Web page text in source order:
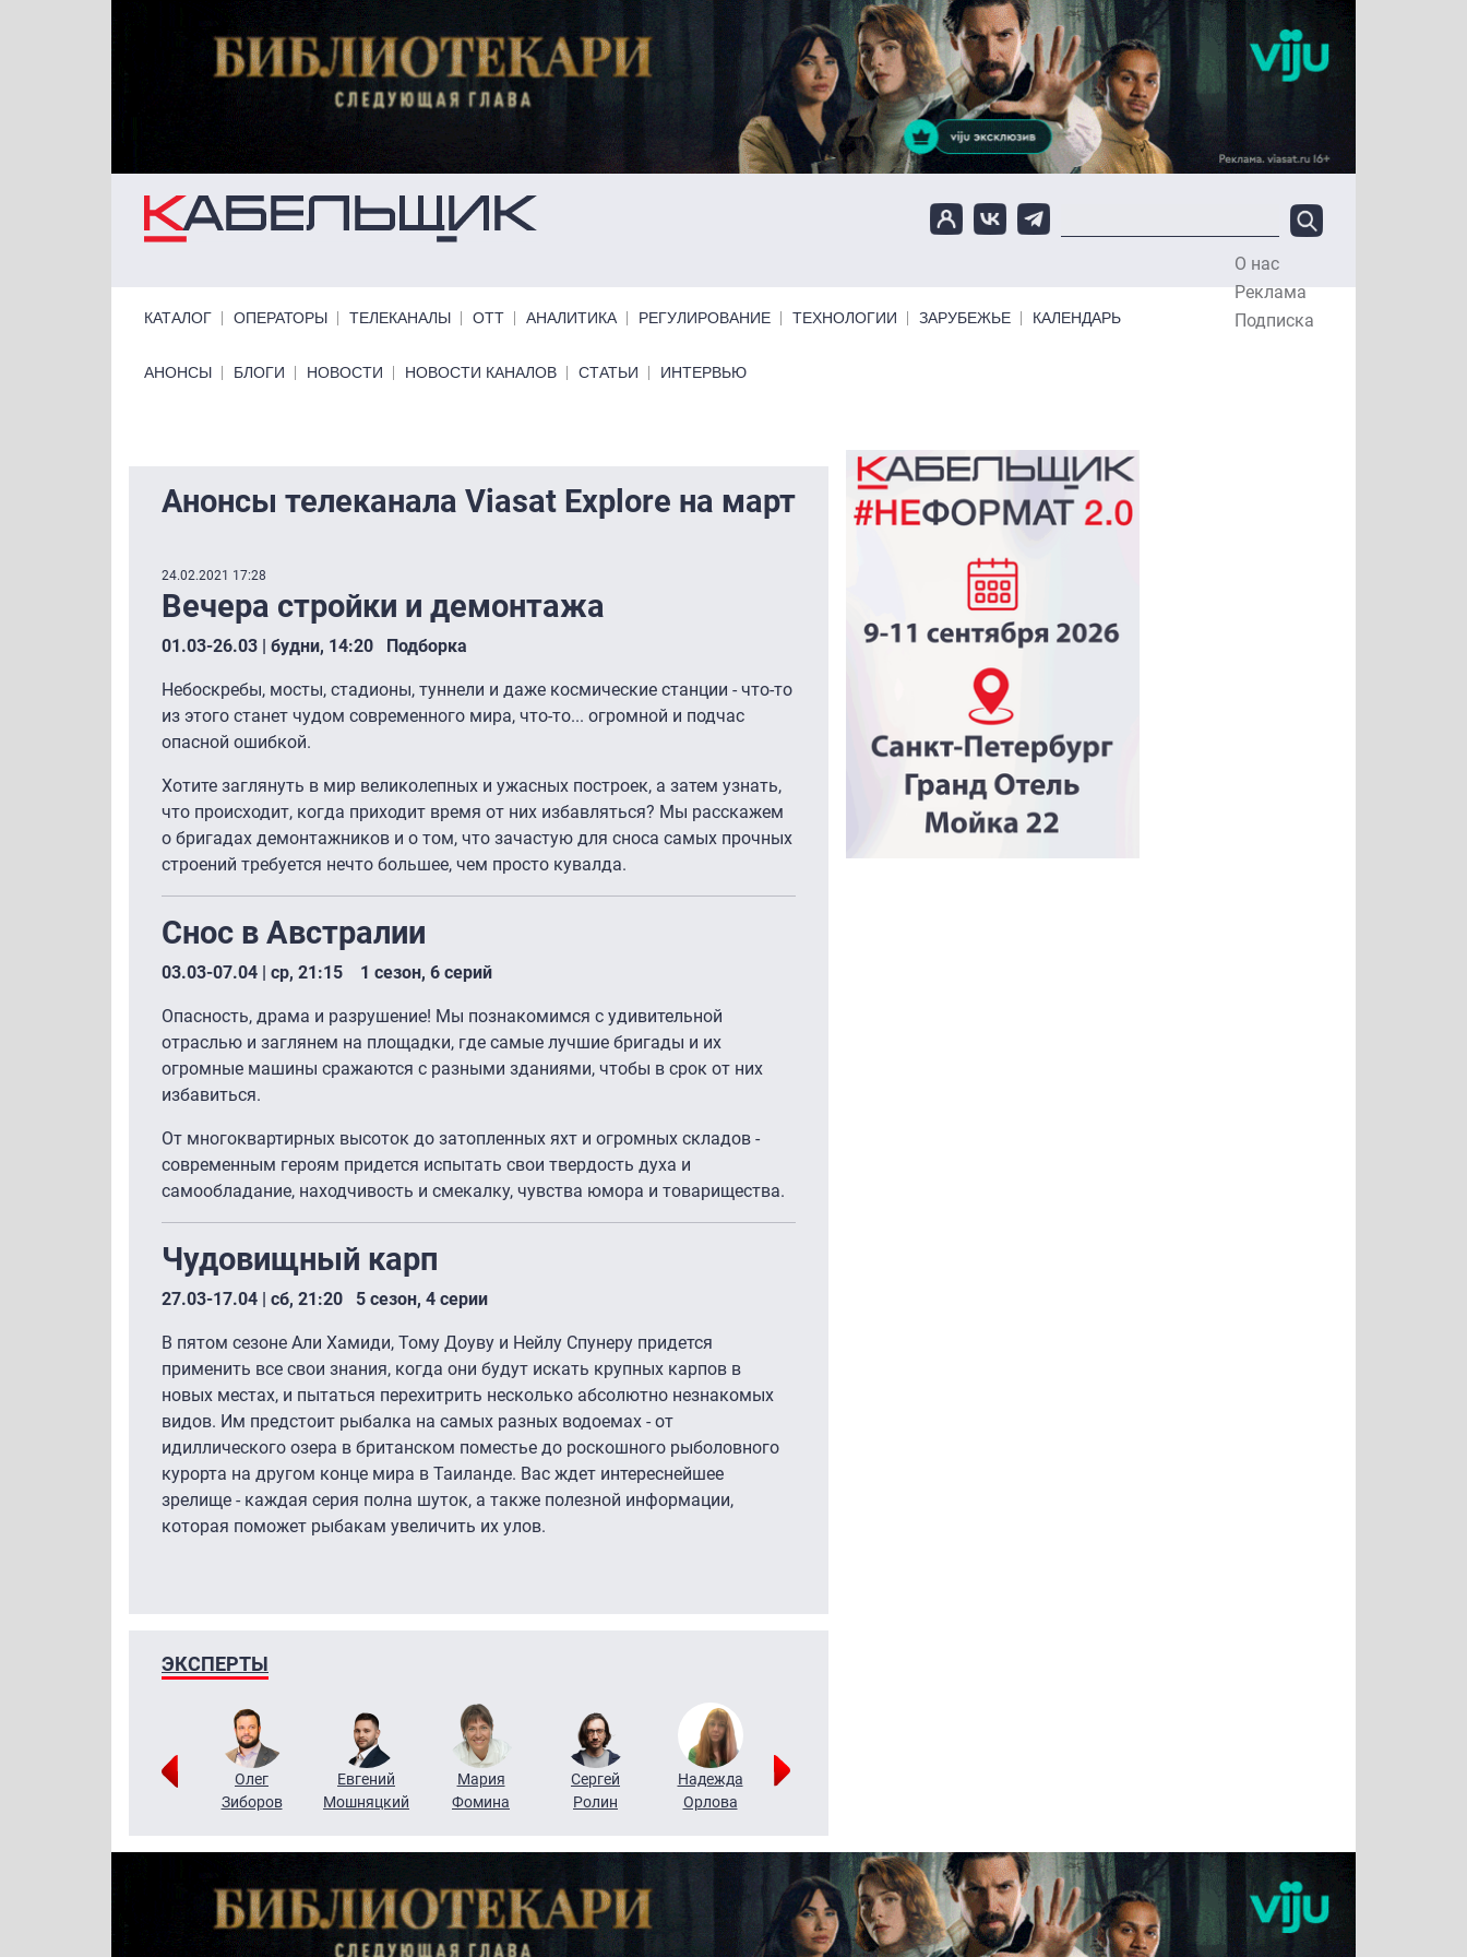
О нас
Реклама
Подписка
КАТАЛОГ ОПЕРАТОРЫ ТЕЛЕКАНАЛЫ ОТТ АНАЛИТИКА РЕГУЛИРОВАНИЕ ТЕХНОЛОГИИ ЗАРУБЕЖЬЕ КАЛЕНДАРЬ
Primary links bottom
АНОНСЫ БЛОГИ НОВОСТИ НОВОСТИ КАНАЛОВ СТАТЬИ ИНТЕРВЬЮ
Анонсы телеканала Viasat Explore на март
24.02.2021 17:28
Вечера стройки и демонтажа
01.03-26.03 | будни, 14:20 Подборка
Небоскребы, мосты, стадионы, туннели и даже космические станции - что-то
из этого станет чудом современного мира, что-то... огромной и подчас
опасной ошибкой.
Хотите заглянуть в мир великолепных и ужасных построек, а затем узнать,
что происходит, когда приходит время от них избавляться? Мы расскажем
о бригадах демонтажников и о том, что зачастую для сноса самых прочных
строений требуется нечто большее, чем просто кувалда.
Снос в Австралии
03.03-07.04 | ср, 21:15 1 сезон, 6 серий
Опасность, драма и разрушение! Мы познакомимся с удивительной
отраслью и заглянем на площадки, где самые лучшие бригады и их
огромные машины сражаются с разными зданиями, чтобы в срок от них
избавиться.
От многоквартирных высоток до затопленных яхт и огромных складов -
современным героям придется испытать свои твердость духа и
самообладание, находчивость и смекалку, чувства юмора и товарищества.
Чудовищный карп
27.03-17.04 | сб, 21:20 5 сезон, 4 серии
В пятом сезоне Али Хамиди, Тому Доуву и Нейлу Спунеру придется
применить все свои знания, когда они будут искать крупных карпов в
новых местах, и пытаться перехитрить несколько абсолютно незнакомых
видов. Им предстоит рыбалка на самых разных водоемах - от
идиллического озера в британском поместье до роскошного рыболовного
курорта на другом конце мира в Таиланде. Вас ждет интереснейшее
зрелище - каждая серия полна шуток, а также полезной информации,
которая поможет рыбакам увеличить их улов.
ЭКСПЕРТЫ
Григорий
Олег
Зиборов
Евгений
Мошняцкий
Мария
Фомина
Сергей
Ролин
Надежда
Орлова